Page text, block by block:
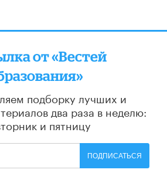
от «Вестей
подборку лучших и
два раза в неделю:
и пятницу
ПОДПИСАТЬСЯ